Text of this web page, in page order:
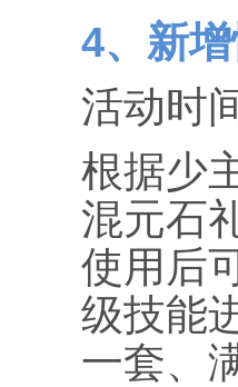
4、新
活动时
根据少
混元石
使用后
级技能
一套、